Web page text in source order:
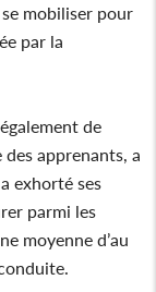
mobiliser pour
par la
de
apprenants, a
exhorté ses
parmi les
moyenne d’au